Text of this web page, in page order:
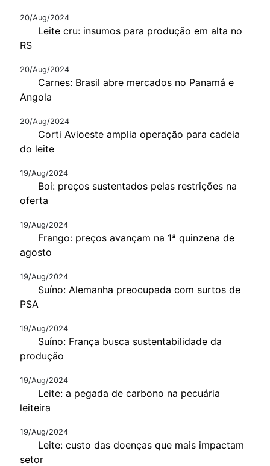
20/Aug/2024
Leite cru: insumos para produção em alta no
RS
20/Aug/2024
Carnes: Brasil abre mercados no Panamá e
Angola
20/Aug/2024
Corti Avioeste amplia operação para cadeia
do leite
19/Aug/2024
Boi: preços sustentados pelas restrições na
oferta
19/Aug/2024
Frango: preços avançam na 1ª quinzena de
agosto
19/Aug/2024
Suíno: Alemanha preocupada com surtos de
PSA
19/Aug/2024
Suíno: França busca sustentabilidade da
produção
19/Aug/2024
Leite: a pegada de carbono na pecuária
leiteira
19/Aug/2024
Leite: custo das doenças que mais impactam
setor